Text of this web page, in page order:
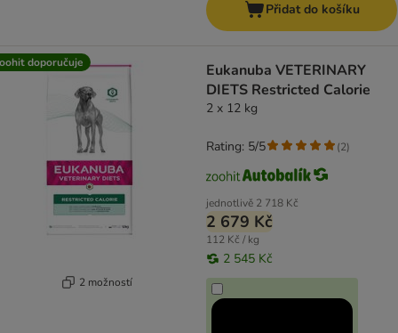
Přidat do košíku
doporučuje
2 možností
Eukanuba VETERINARY
DIETS Restricted Calorie
2 x 12 kg
jednotlivě 2 718 Kč
2 679 Kč
112 Kč / kg
2 545 Kč
Rating: 5/5 (2)